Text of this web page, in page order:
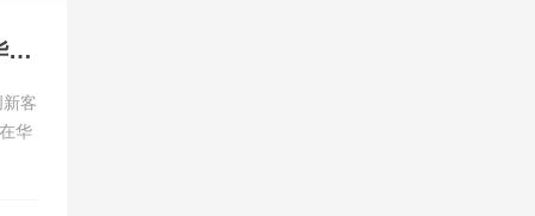
奥迪首次携全电动车型阵容亮相上海国际车展 重塑品牌在华高端电动出行
客
华